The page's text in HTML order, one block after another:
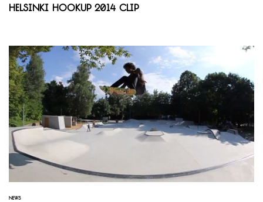
Helsinki Hookup 2014 Clip
NEWS